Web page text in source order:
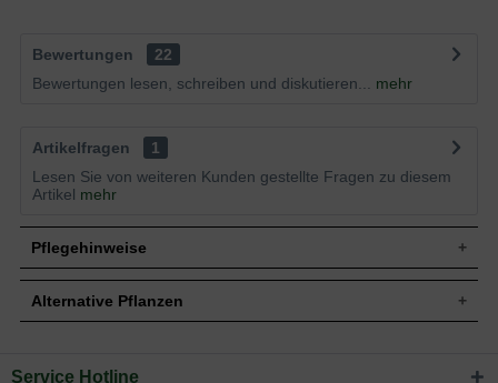
Bewertungen
22
Bewertungen lesen, schreiben und diskutieren...
mehr
Artikelfragen
1
Lesen Sie von weiteren Kunden gestellte Fragen zu diesem
Artikel mehr
Pflegehinweise
Pflanz- und Pflegetipps Pinus halepensis /
Alternative Pflanzen
Sie suchen eine Alternative?
Service Hotline